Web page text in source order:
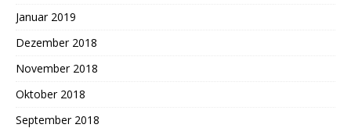
Januar 2019
Dezember 2018
November 2018
Oktober 2018
September 2018